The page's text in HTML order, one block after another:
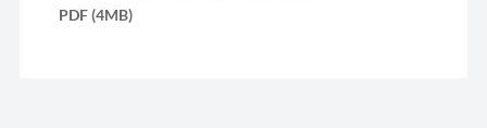
PDF (4MB)